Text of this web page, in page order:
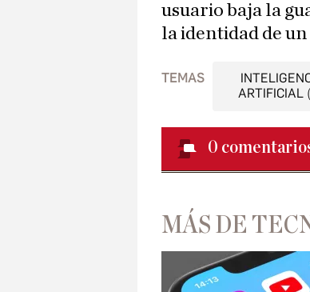
usuario baja la
la identidad de
TEMAS
ARTIFICIAL
0
MÁS DE